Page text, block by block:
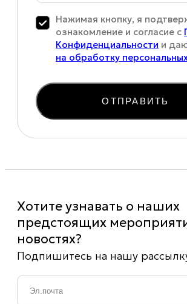
Нажимая кнопку, я
ознакомление и согласие с
Конфиденциальности и
на обработку
ОТПРАВИТЬ
Хотите узнавать о наших
предстоящих
новостях?
Подпишитесь на нашу
Email